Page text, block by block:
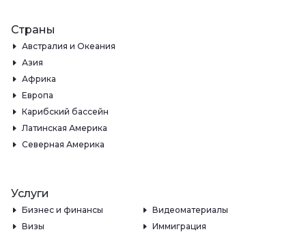
Страны
Австралия и Океания
Азия
Африка
Европа
Карибский бассейн
Латинская Америка
Северная Америка
Услуги
Бизнес и финансы
Видеоматериалы
Визы
Иммиграция